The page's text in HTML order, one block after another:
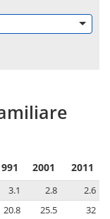
2001 2011
3.1 2.8
2.6
20.8 25.5
32